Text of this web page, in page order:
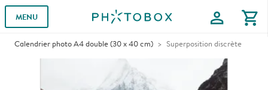
MENU profile shopping_cart
Calendrier photo A4 double (30 x 40 cm) Superposition discrète